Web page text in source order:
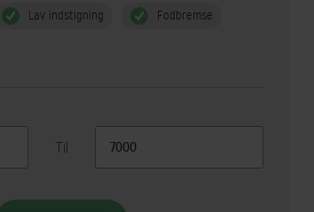
Lav indstigning Fodbremse
Til